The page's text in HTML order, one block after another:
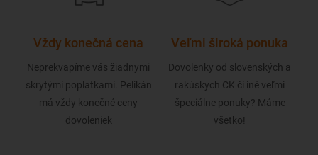
Vždy konečná cena
Neprekvapíme vás žiadnymi
skrytými poplatkami. Pelikán
má vždy konečné ceny
dovoleniek
Veľmi široká ponuka
Dovolenky od slovenských a
rakúskych CK či iné veľmi
špeciálne ponuky? Máme
všetko!